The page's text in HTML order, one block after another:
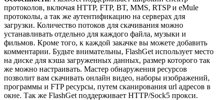
протоколов, включая HTTP, FTP, BT, MMS, RTSP и eMule
протоколы, а так же аутентификацию на серверах для
загрузки. Количество потоков для скачивания можно
устанавливать отдельно для каждого файла, музыки и
фильмов. Кроме того, к каждой закачке вы можете добавить
комментарии. Будьте внимательны, FlashGet использует место
на диске для кэша загруженных данных, размер которого так
же можно настраивать. Мастер обнаружения ресурсов
позволит вам скачивать онлайн видео, наборы изображений,
программы и FTP ресурсы, путем сканирования url адресов в
окне. Так же FlashGet поддерживает HTTP/Sock5 прокси.